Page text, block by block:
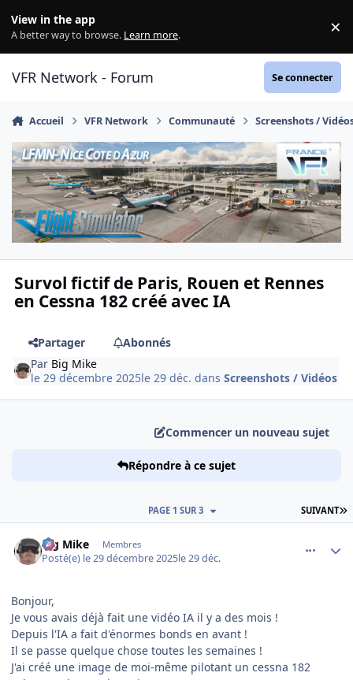
View in the app
A better way to browse. Learn more. ×
VFR Network - Forum Se connecter
Accueil VFR Network Communauté Screenshots /
Survol fictif de Paris, Rouen et Rennes
en Cessna 182 créé avec IA
Partager
Abonnés
Par Big Mike
le 29 décembre 2025le 29 déc. dansScreenshots / Vidéos
Commencer un nouveau sujet
Répondre à ce sujet
SUIVANT
PAGE 1 SUR 3
Big Mike Membres
Posté(e) le 29 décembre 2025le 29 déc.
Bonjour,
Je vous avais déjà fait une vidéo IA il y a des mois !
Depuis l'IA a fait d'énormes bonds en avant !
Il se passe quelque chose toutes les semaines !
J'ai créé une image de moi-même pilotant un cessna 182